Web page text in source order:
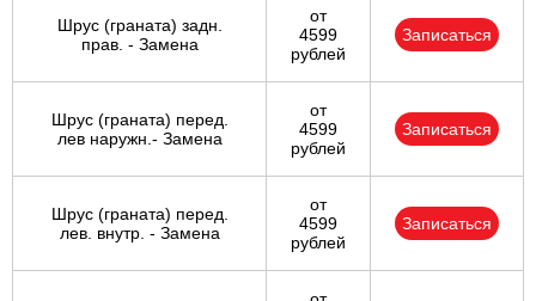
Шрус (граната) задн.
прав. - Замена
от
4599
рублей
Записаться
Шрус (граната) перед.
лев наружн.- Замена
от
4599
рублей
Записаться
Шрус (граната) перед.
лев. внутр. - Замена
от
4599
рублей
Записаться